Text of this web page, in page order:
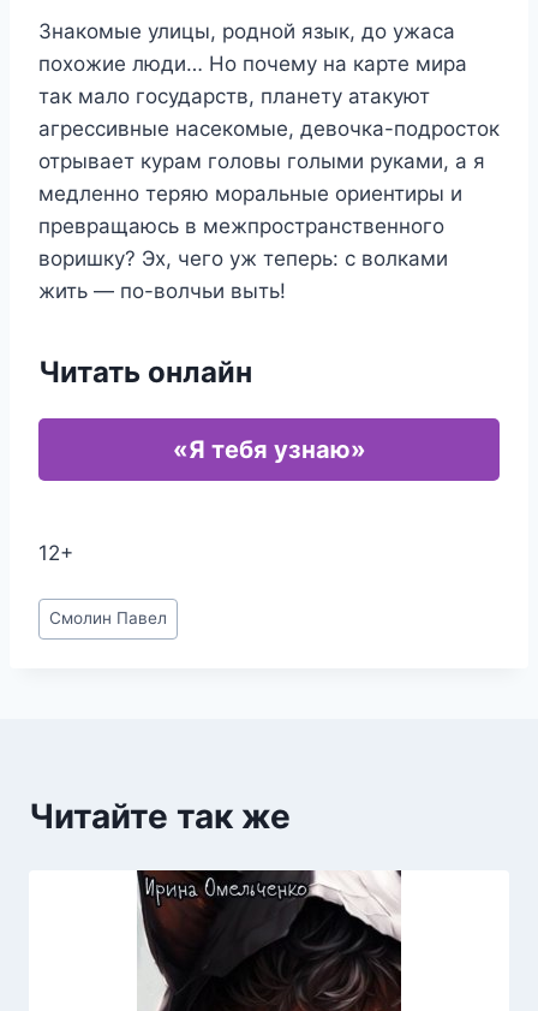
Знакомые улицы, родной язык, до ужаса
похожие люди… Но почему на карте мира
так мало государств, планету атакуют
агрессивные насекомые, девочка-подросток
отрывает курам головы голыми руками, а я
медленно теряю моральные ориентиры и
превращаюсь в межпространственного
воришку? Эх, чего уж теперь: с волками
жить — по-волчьи выть!
Читать онлайн
«Я тебя узнаю»
12+
Метки
записи:
Смолин Павел
Читайте так же